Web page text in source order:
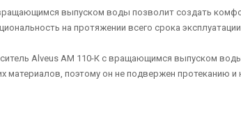
выпуском воды позволит создать
на протяжении всего срока эксплуатации
Alveus AM 110-К с вращающимся выпуском
материалов, поэтому он не подвержен протеканию